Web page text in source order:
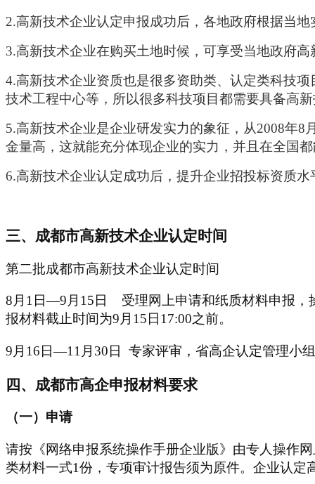
2.高新技术企业认定申报成功后，各地政府根据当
3.高新技术企业在购买土地时候，可享受当地政府
4.高新技术企业资质也是很多资助类、认定类科技
技术工程中心等，所以很多科技项目都需要具备高
5.高新技术企业是企业研发实力的象征，从2008年8
金量高，这就能充分体现企业的实力，并且在全国
6.高新技术企业认定成功后，提升企业招投标资质
三、成都市高新技术企业认定时间
第二批成都市高新技术企业认定时间
8月1日—9月15日 受理网上申请和纸质材料申报，
报材料截止时间为9月15日17:00之前。
9月16日—11月30日 专家评审，省高企认定管理小
四、成都市高企申报材料要求
（一）申请
请按《网络申报系统操作手册企业版》由专人操作
类材料一式1份，专项审计报告须为原件。企业认